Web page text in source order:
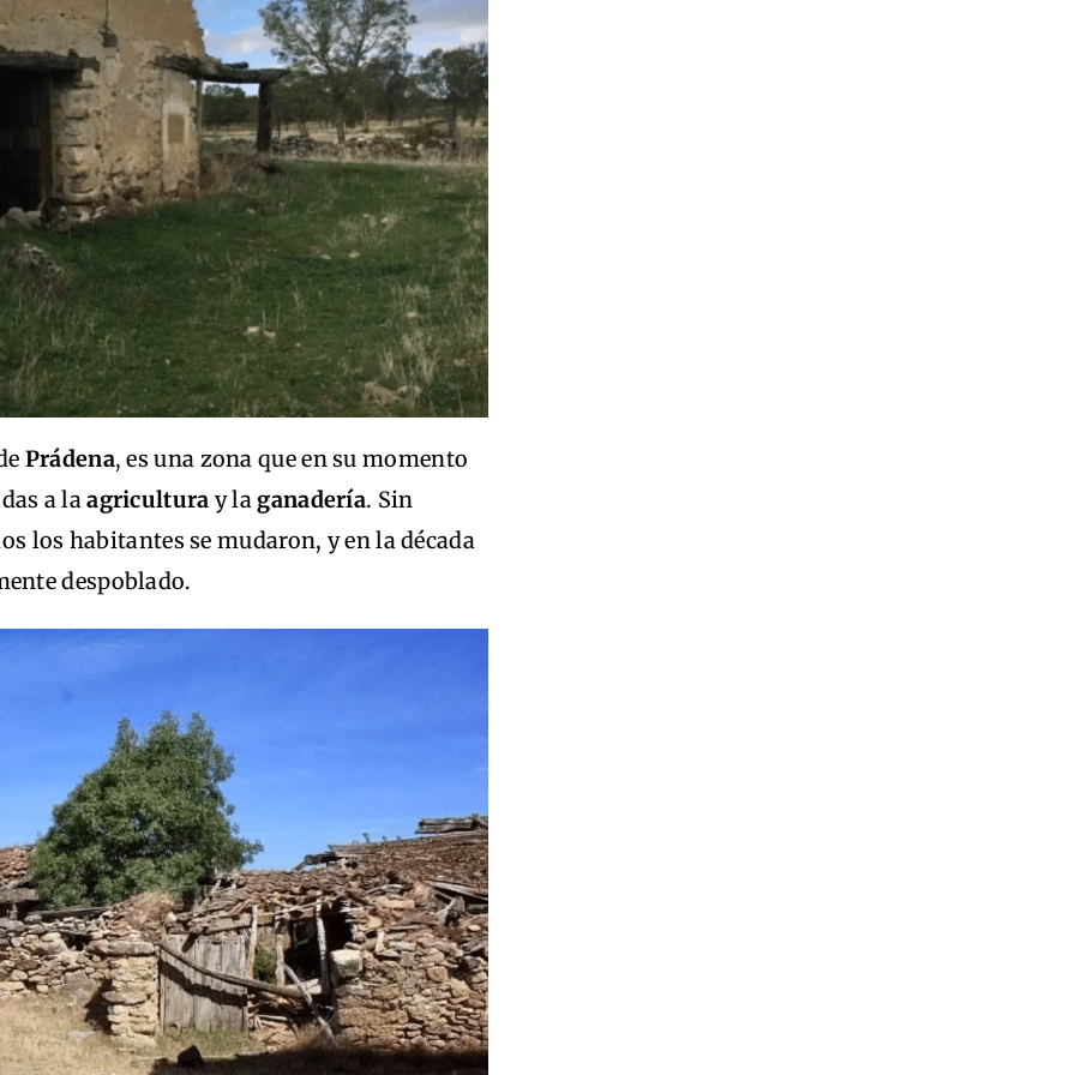
Prádena, es una zona que en su momento
a laagricultura y laganadería. Sin
los habitantes se mudaron, y en la década
despoblado.